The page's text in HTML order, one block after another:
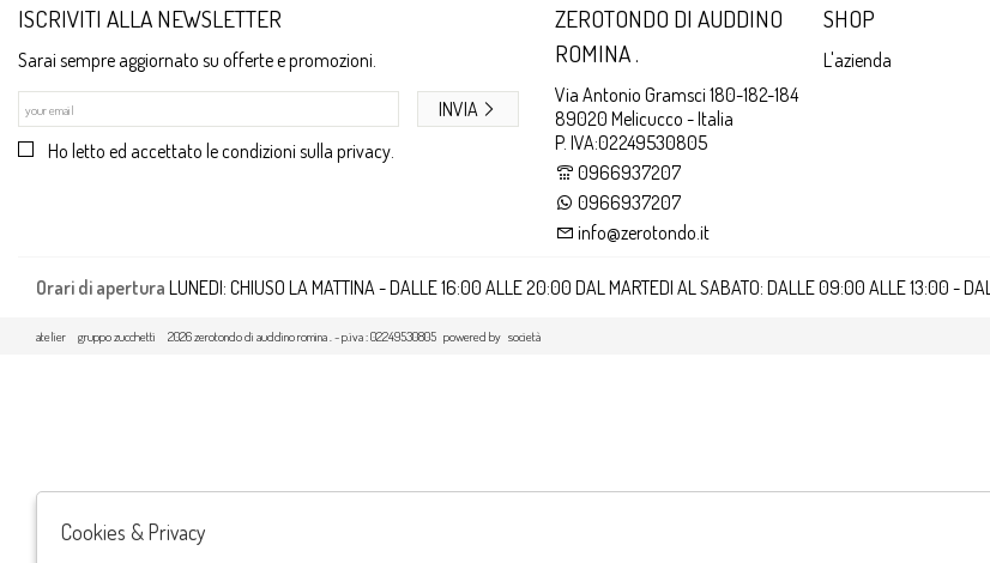
ISCRIVITI ALLA NEWSLETTER
Sarai sempre aggiornato su offerte e promozioni.
Ho letto ed accettato le condizioni sulla privacy.
INVIA
ZEROTONDO DI AUDDINO
ROMINA .
Via Antonio Gramsci 180-182-184
89020 Melicucco - Italia
P. IVA:02249530805
0966937207
0966937207
info@zerotondo.it
SHOP
L'azienda
Orari di apertura LUNEDI: CHIUSO LA MATTINA - DALLE 16:00 ALLE 20:00 DAL MARTEDI AL SABATO: DALLE 09:00 ALLE 13:00 -
2026 zerotondo di auddino romina . - p.iva : 02249530805 powered by
atelier società
gruppo zucchetti
Cookies & Privacy